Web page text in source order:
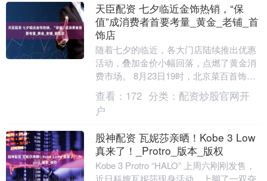
天臣配资 七夕临近金饰热销，“保
值”成消费者首要考量_黄金_老铺_首
饰店
随着七夕的临近，各大门店陆续推出优惠
活动，叠加金价小幅回落，点燃了黄金消
费市场。 8月23日19时，北京菜百首饰店
内金饰柜台前人头攒动。“马上就是七夕
了，我们趁....
查看： 172 分类： 配资炒股官网开
户
股神配资 瓦妮莎亲晒！Kobe 3 Low
真来了！_Protro_版本_版权
Kobe 3 Protro “HALO” 上周六刚刚发售，
近日科嫂瓦妮莎现身活动，上脚了一双夺